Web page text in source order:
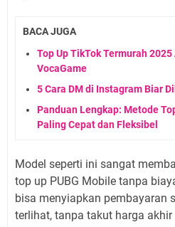
BACA JUGA
Top Up TikTok Termurah
VocaGame
5 Cara DM di Instagram Biar
Panduan Lengkap: Metode
Paling Cepat dan Fleksibel
Model seperti ini sangat
top up PUBG Mobile tanpa
bisa menyiapkan pembayaran
terlihat, tanpa takut harga